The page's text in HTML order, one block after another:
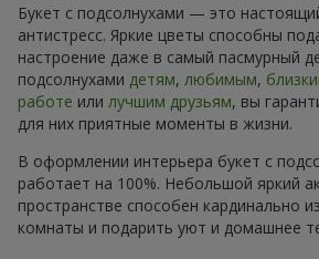
Букет с подсолнухами — это
антистресс. Яркие цветы способны
настроение даже в самый пасмурный
подсолнухами детям, любимым,
работе или лучшим друзьям, вы
для них приятные моменты в жизни.
В оформлении интерьера букет с
работает на 100%. Небольшой яркий
пространстве способен кардинально
комнаты и подарить уют и домашнее